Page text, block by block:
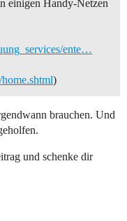
einigen Handy-Netzen
ente…
)
brauchen. Und
und schenke dir